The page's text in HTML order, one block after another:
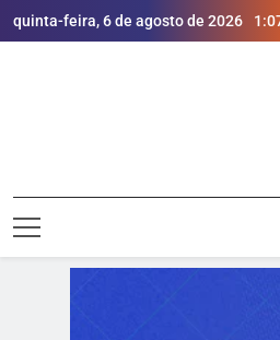
quinta-feira, 6 de agosto de 2026